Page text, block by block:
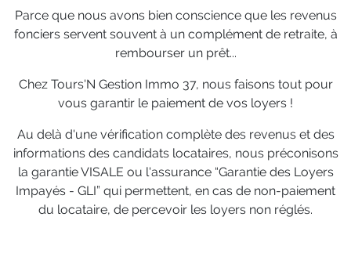
Parce que nous avons bien conscience que les revenus
fonciers servent souvent à un complément de retraite, à
rembourser un prêt...
Chez Tours'N Gestion Immo 37, nous faisons tout pour
vous garantir le paiement de vos loyers !
Au delà d'une vérification complète des revenus et des
informations des candidats locataires, nous préconisons
la garantie VISALE ou l'assurance “Garantie des Loyers
Impayés - GLI” qui permettent, en cas de non-paiement
du locataire, de percevoir les loyers non réglés.